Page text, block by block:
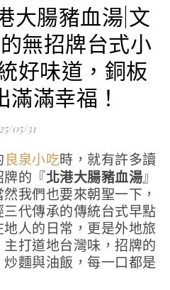
大腸豬血湯|文
無招牌台式小
好味道，銅板
滿幸福！
05/31
良泉小吃時，就有許多讀
牌的『北港大腸豬血湯』
我們也要來朝聖一下，
代傳承的傳統台式早點
人的日常，更是外地旅
打道地台灣味，招牌的
麵與油飯，每一口都是